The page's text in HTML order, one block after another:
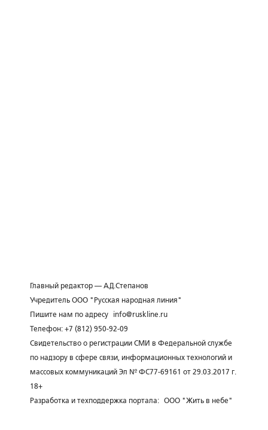
Главный редактор — А.Д.Степанов
Учредитель ООО "Русская народная линия"
Пишите нам по адресу
info@ruskline.ru
Телефон: +7 (812) 950-92-09
Свидетельство о регистрации СМИ в Федеральной службе
по надзору в сфере связи, информационных технологий и
массовых коммуникаций Эл № ФС77-69161 от 29.03.2017 г.
18+
Разработка и техподдержка портала: ООО "Жить в небе"